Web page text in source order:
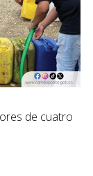
de cuatro